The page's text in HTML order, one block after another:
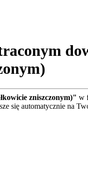
zniszczonym)" w
się automatycznie na